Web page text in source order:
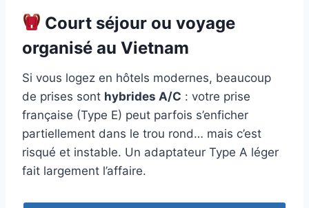
Court séjour ou voyage
organisé au Vietnam
Si vous logez en hôtels modernes, beaucoup
de prises sont hybrides A/C : votre prise
française (Type E) peut parfois s’enficher
partiellement dans le trou rond… mais c’est
risqué et instable. Un adaptateur Type A léger
fait largement l’affaire.